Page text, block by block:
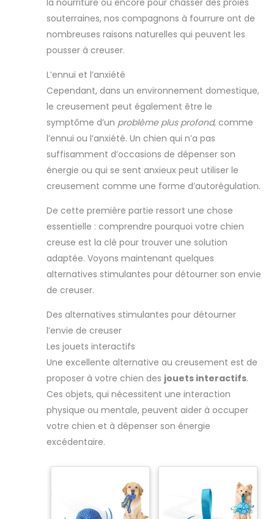
souterraines, nos compagnons à fourrure ont de
nombreuses raisons naturelles qui peuvent les
pousser à creuser.
L’ennui et l’anxiété
Cependant, dans un environnement domestique,
le creusement peut également être le
symptôme d’un problème plus profond, comme
l’ennui ou l’anxiété. Un chien qui n’a pas
suffisamment d’occasions de dépenser son
énergie ou qui se sent anxieux peut utiliser le
creusement comme une forme d’autorégulation.
De cette première partie ressort une chose
essentielle : comprendre pourquoi votre chien
creuse est la clé pour trouver une solution
adaptée. Voyons maintenant quelques
alternatives stimulantes pour détourner son envie
de creuser.
Des alternatives stimulantes pour détourner
l’envie de creuser
Les jouets interactifs
Une excellente alternative au creusement est de
proposer à votre chien des jouets interactifs.
Ces objets, qui nécessitent une interaction
physique ou mentale, peuvent aider à occuper
votre chien et à dépenser son énergie
excédentaire.